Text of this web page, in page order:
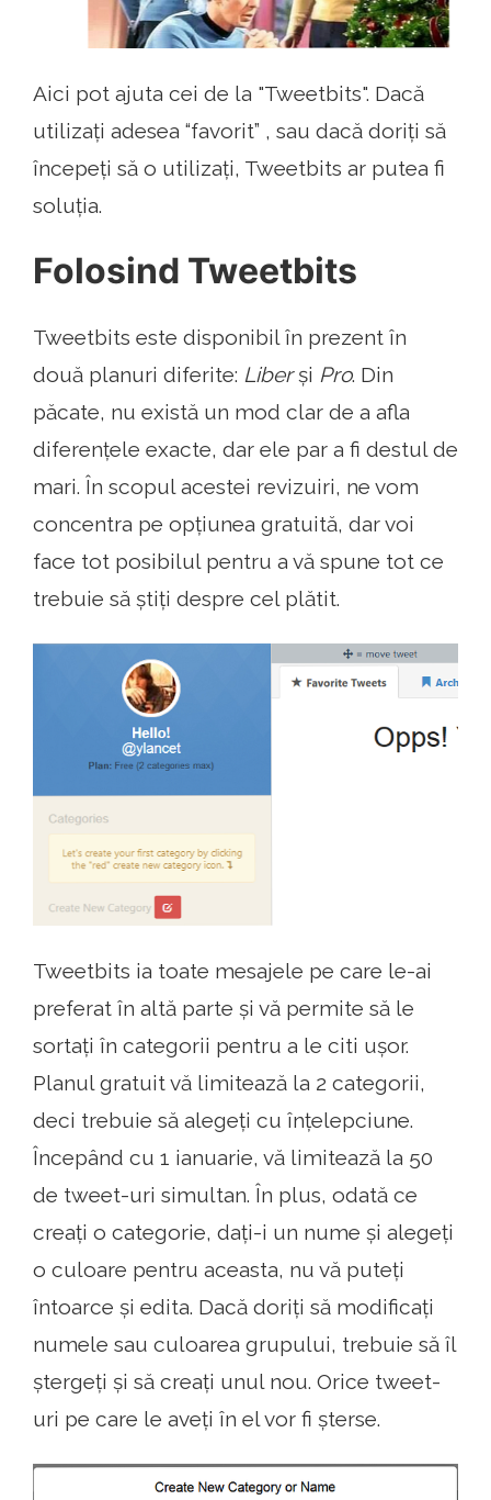
Aici pot ajuta cei de la "Tweetbits". Dacă
utilizați adesea “favorit” , sau dacă doriți să
începeți să o utilizați, Tweetbits ar putea fi
soluția.
Folosind Tweetbits
Tweetbits este disponibil în prezent în
două planuri diferite: Liberși Pro. Din
păcate, nu există un mod clar de a afla
diferențele exacte, dar ele par a fi destul de
mari. În scopul acestei revizuiri, ne vom
concentra pe opțiunea gratuită, dar voi
face tot posibilul pentru a vă spune tot ce
trebuie să știți despre cel plătit.
Tweetbits ia toate mesajele pe care le-ai
preferat în altă parte și vă permite să le
sortați în categorii pentru a le citi ușor.
Planul gratuit vă limitează la 2 categorii,
deci trebuie să alegeți cu înțelepciune.
Începând cu 1 ianuarie, vă limitează la 50
de tweet-uri simultan. În plus, odată ce
creați o categorie, dați-i un nume și alegeți
o culoare pentru aceasta, nu vă puteți
întoarce și edita. Dacă doriți să modificați
numele sau culoarea grupului, trebuie să îl
ștergeți și să creați unul nou. Orice tweet-
uri pe care le aveți în el vor fi șterse.